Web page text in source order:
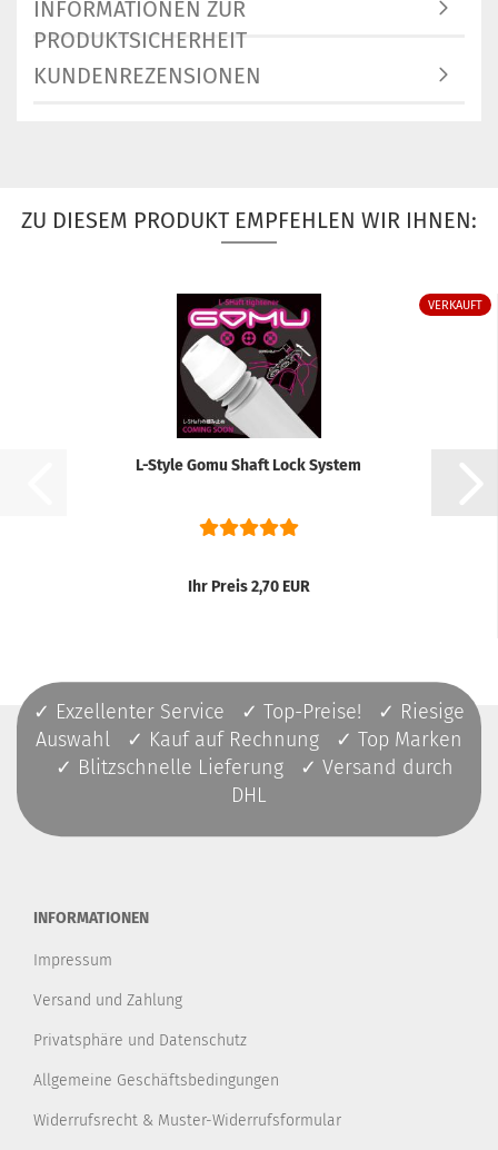
INFORMATIONEN ZUR
PRODUKTSICHERHEIT
KUNDENREZENSIONEN
ZU DIESEM PRODUKT EMPFEHLEN WIR IHNEN:
VERKAUFT
L-Style Gomu Shaft Lock System
Ihr Preis 2,70 EUR
✓ Exzellenter Service ✓ Top-Preise! ✓ Riesige
Auswahl ✓ Kauf auf Rechnung ✓ Top Marken
✓ Blitzschnelle Lieferung ✓ Versand durch
DHL
INFORMATIONEN
Impressum
Versand und Zahlung
Privatsphäre und Datenschutz
Allgemeine Geschäftsbedingungen
Widerrufsrecht & Muster-Widerrufsformular